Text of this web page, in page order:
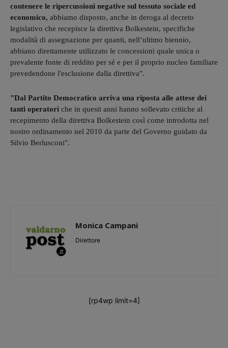
contenere le ripercussioni negative sul tessuto sociale ed
economico, abbiamo disposto, anche in deroga al decreto
legislativo che recepisce la direttiva Bolkestein, specifiche
modalità di assegnazione per quanti, nell’ultimo biennio,
abbiano direttamente utilizzato le concessioni quale unica o
prevalente fonte di reddito per sé e per il proprio nucleo familiare
prevedendone l'esclusione dalla direttiva".
"Dal Partito Democratico arriva una riposta alle attese dei
tanti operatori che in questi anni hanno sollevato critiche al
recepimento della direttiva Bolkestein così come introdotta nel
nostro ordinamento nel 2010 da parte del Governo guidato da
Silvio Berlusconi".
Monica Campani
Direttore
[rp4wp limit=4]